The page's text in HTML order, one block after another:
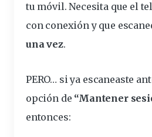
tu móvil. Necesita que el
con conexióny que
una vez.
PERO… si ya escaneaste
opción de “Mantener
entonces: